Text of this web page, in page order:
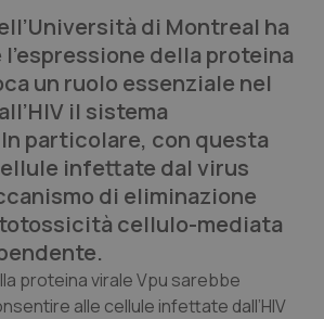
di Montreal ha
della proteina
un ruolo essenziale nel
il sistema
particolare, con questa
infettate dal virus
di eliminazione
cellulo-mediata
proteina virale Vpu sarebbe
alle cellule infettate dall’HIV